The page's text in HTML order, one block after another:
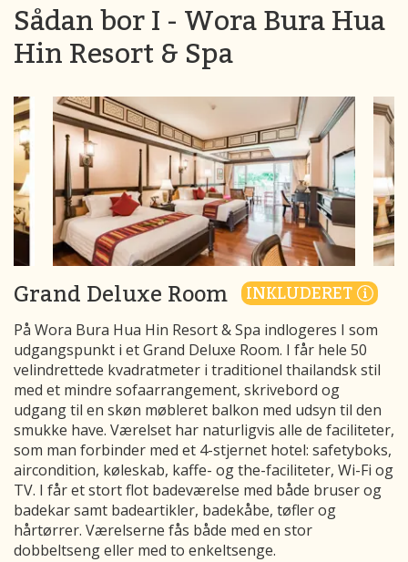
Sådan bor I - Wora Bura Hua
Hin Resort & Spa
Grand Deluxe Room INKLUDERET
På Wora Bura Hua Hin Resort & Spa indlogeres I som
udgangspunkt i et Grand Deluxe Room. I får hele 50
velindrettede kvadratmeter i traditionel thailandsk stil
med et mindre sofaarrangement, skrivebord og
udgang til en skøn møbleret balkon med udsyn til den
smukke have. Værelset har naturligvis alle de faciliteter,
som man forbinder med et 4-stjernet hotel: safetyboks,
aircondition, køleskab, kaffe- og the-faciliteter, Wi-Fi og
TV. I får et stort flot badeværelse med både bruser og
badekar samt badeartikler, badekåbe, tøfler og
hårtørrer. Værelserne fås både med en stor
dobbeltseng eller med to enkeltsenge.